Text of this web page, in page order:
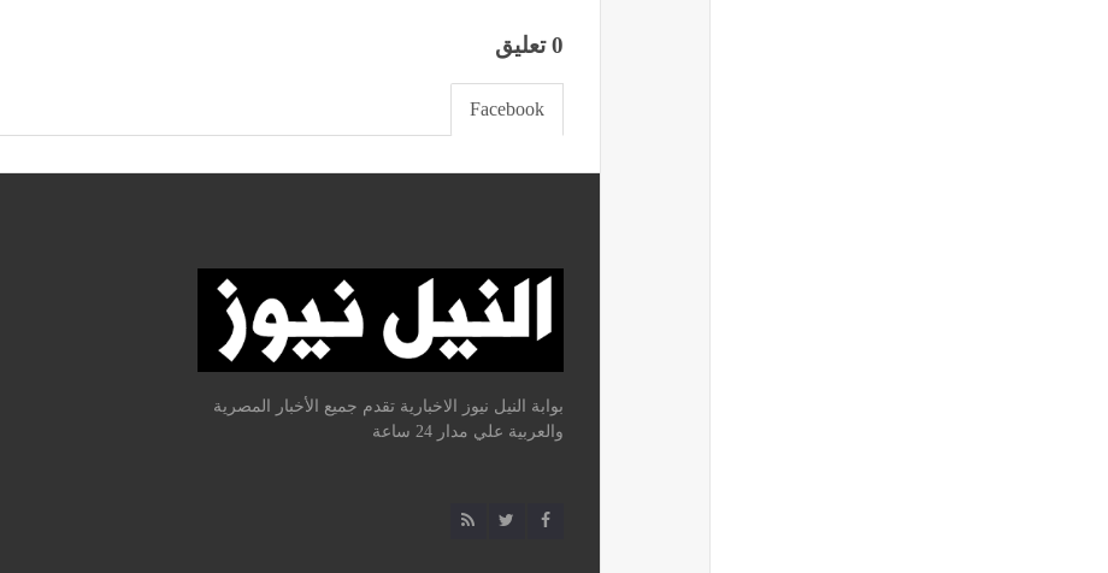
0 تعليق
Facebook
بوابة النيل نيوز الاخبارية تقدم جميع الأخبار المصرية
والعربية علي مدار 24 ساعة